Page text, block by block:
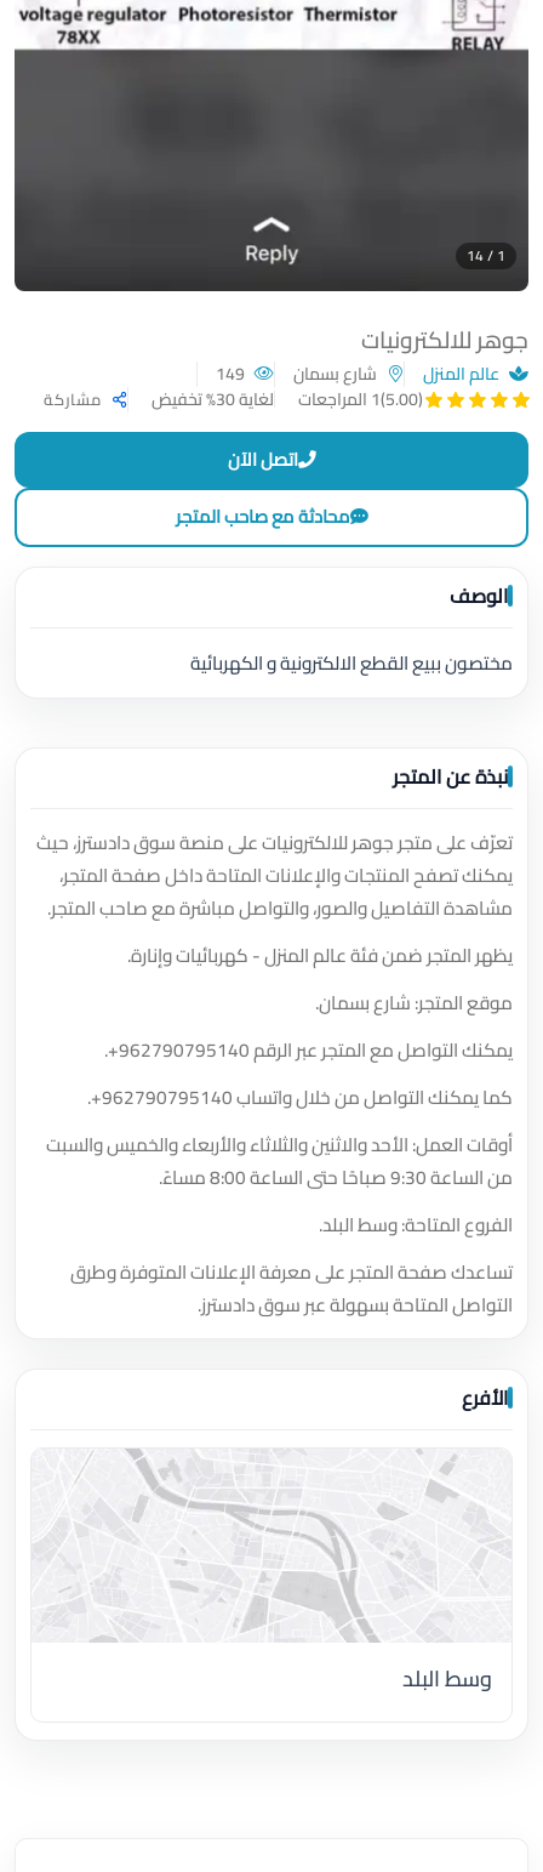
جوهر للالكترونيات
عالم المنزل شارع بسمان
(5.00)
1 المراجعات لغاية 30% تخفيض مشاركة
1 / 14
اتصل الآن
محادثة مع صاحب المتجر
الوصف
مختصون ببيع القطع الالكترونية و الكهربائية
نبذة عن المتجر
تعرّف على متجر جوهر للالكترونيات على منصة سوق دادسترز، حيث
يمكنك تصفح المنتجات والإعلانات المتاحة داخل صفحة المتجر،
مشاهدة التفاصيل والصور، والتواصل مباشرة مع صاحب المتجر.
يظهر المتجر ضمن فئة عالم المنزل - كهربائيات وإنارة.
موقع المتجر: شارع بسمان.
يمكنك التواصل مع المتجر عبر الرقم+962790795140
.
كما يمكنك التواصل من خلال واتساب+962790795140
.
أوقات العمل: الأحد والاثنين والثلاثاء والأربعاء والخميس والسبت
من الساعة 9:30 صباحًا حتى الساعة 8:00 مساءً.
الفروع المتاحة: وسط البلد.
تساعدك صفحة المتجر على معرفة الإعلانات المتوفرة وطرق
التواصل المتاحة بسهولة عبر سوق دادسترز.
الأفرع
وسط البلد